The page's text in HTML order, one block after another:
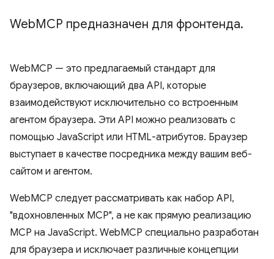
WebMCP предназначен для фронтенда.
WebMCP — это предлагаемый стандарт для
браузеров, включающий два API, которые
взаимодействуют исключительно со встроенным
агентом браузера. Эти API можно реализовать с
помощью JavaScript или HTML-атрибутов. Браузер
выступает в качестве посредника между вашим веб-
сайтом и агентом.
WebMCP следует рассматривать как набор API,
"вдохновленных MCP", а не как прямую реализацию
MCP на JavaScript. WebMCP специально разработан
для браузера и исключает различные концепции